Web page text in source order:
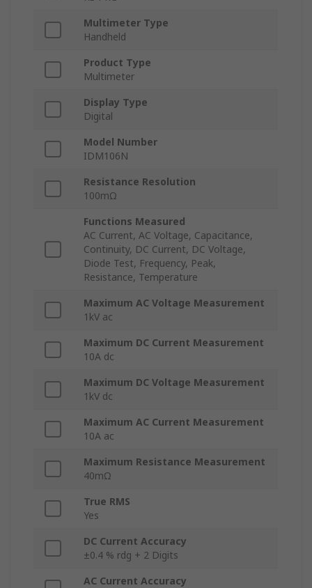
Multimeter Type
Handheld
Product Type
Multimeter
Display Type
Digital
Model Number
IDM106N
Resistance Resolution
100mΩ
Functions Measured
AC Current, AC Voltage, Capacitance,
Continuity, DC Current, DC Voltage,
Diode Test, Frequency, Peak,
Resistance, Temperature
Maximum AC Voltage Measurement
1kV ac
Maximum DC Current Measurement
10A dc
Maximum DC Voltage Measurement
1kV dc
Maximum AC Current Measurement
10A ac
Maximum Resistance Measurement
40mΩ
True RMS
Yes
DC Current Accuracy
±0.4 % rdg + 2 Digits
AC Current Accuracy